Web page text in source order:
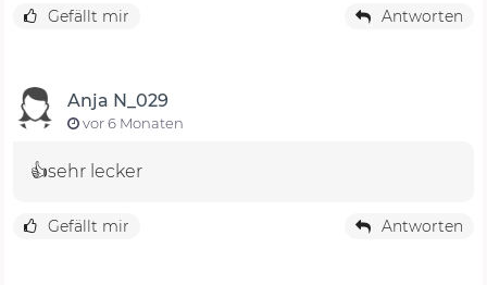
Gefällt mir Antworten
Anja N_029
vor 6 Monaten
👍sehr lecker
Gefällt mir Antworten